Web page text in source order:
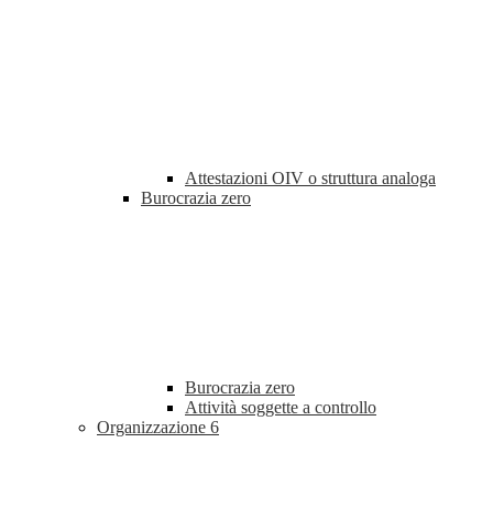
Attestazioni OIV o struttura analoga
Burocrazia zero
Burocrazia zero
Attività soggette a controllo
Organizzazione 6